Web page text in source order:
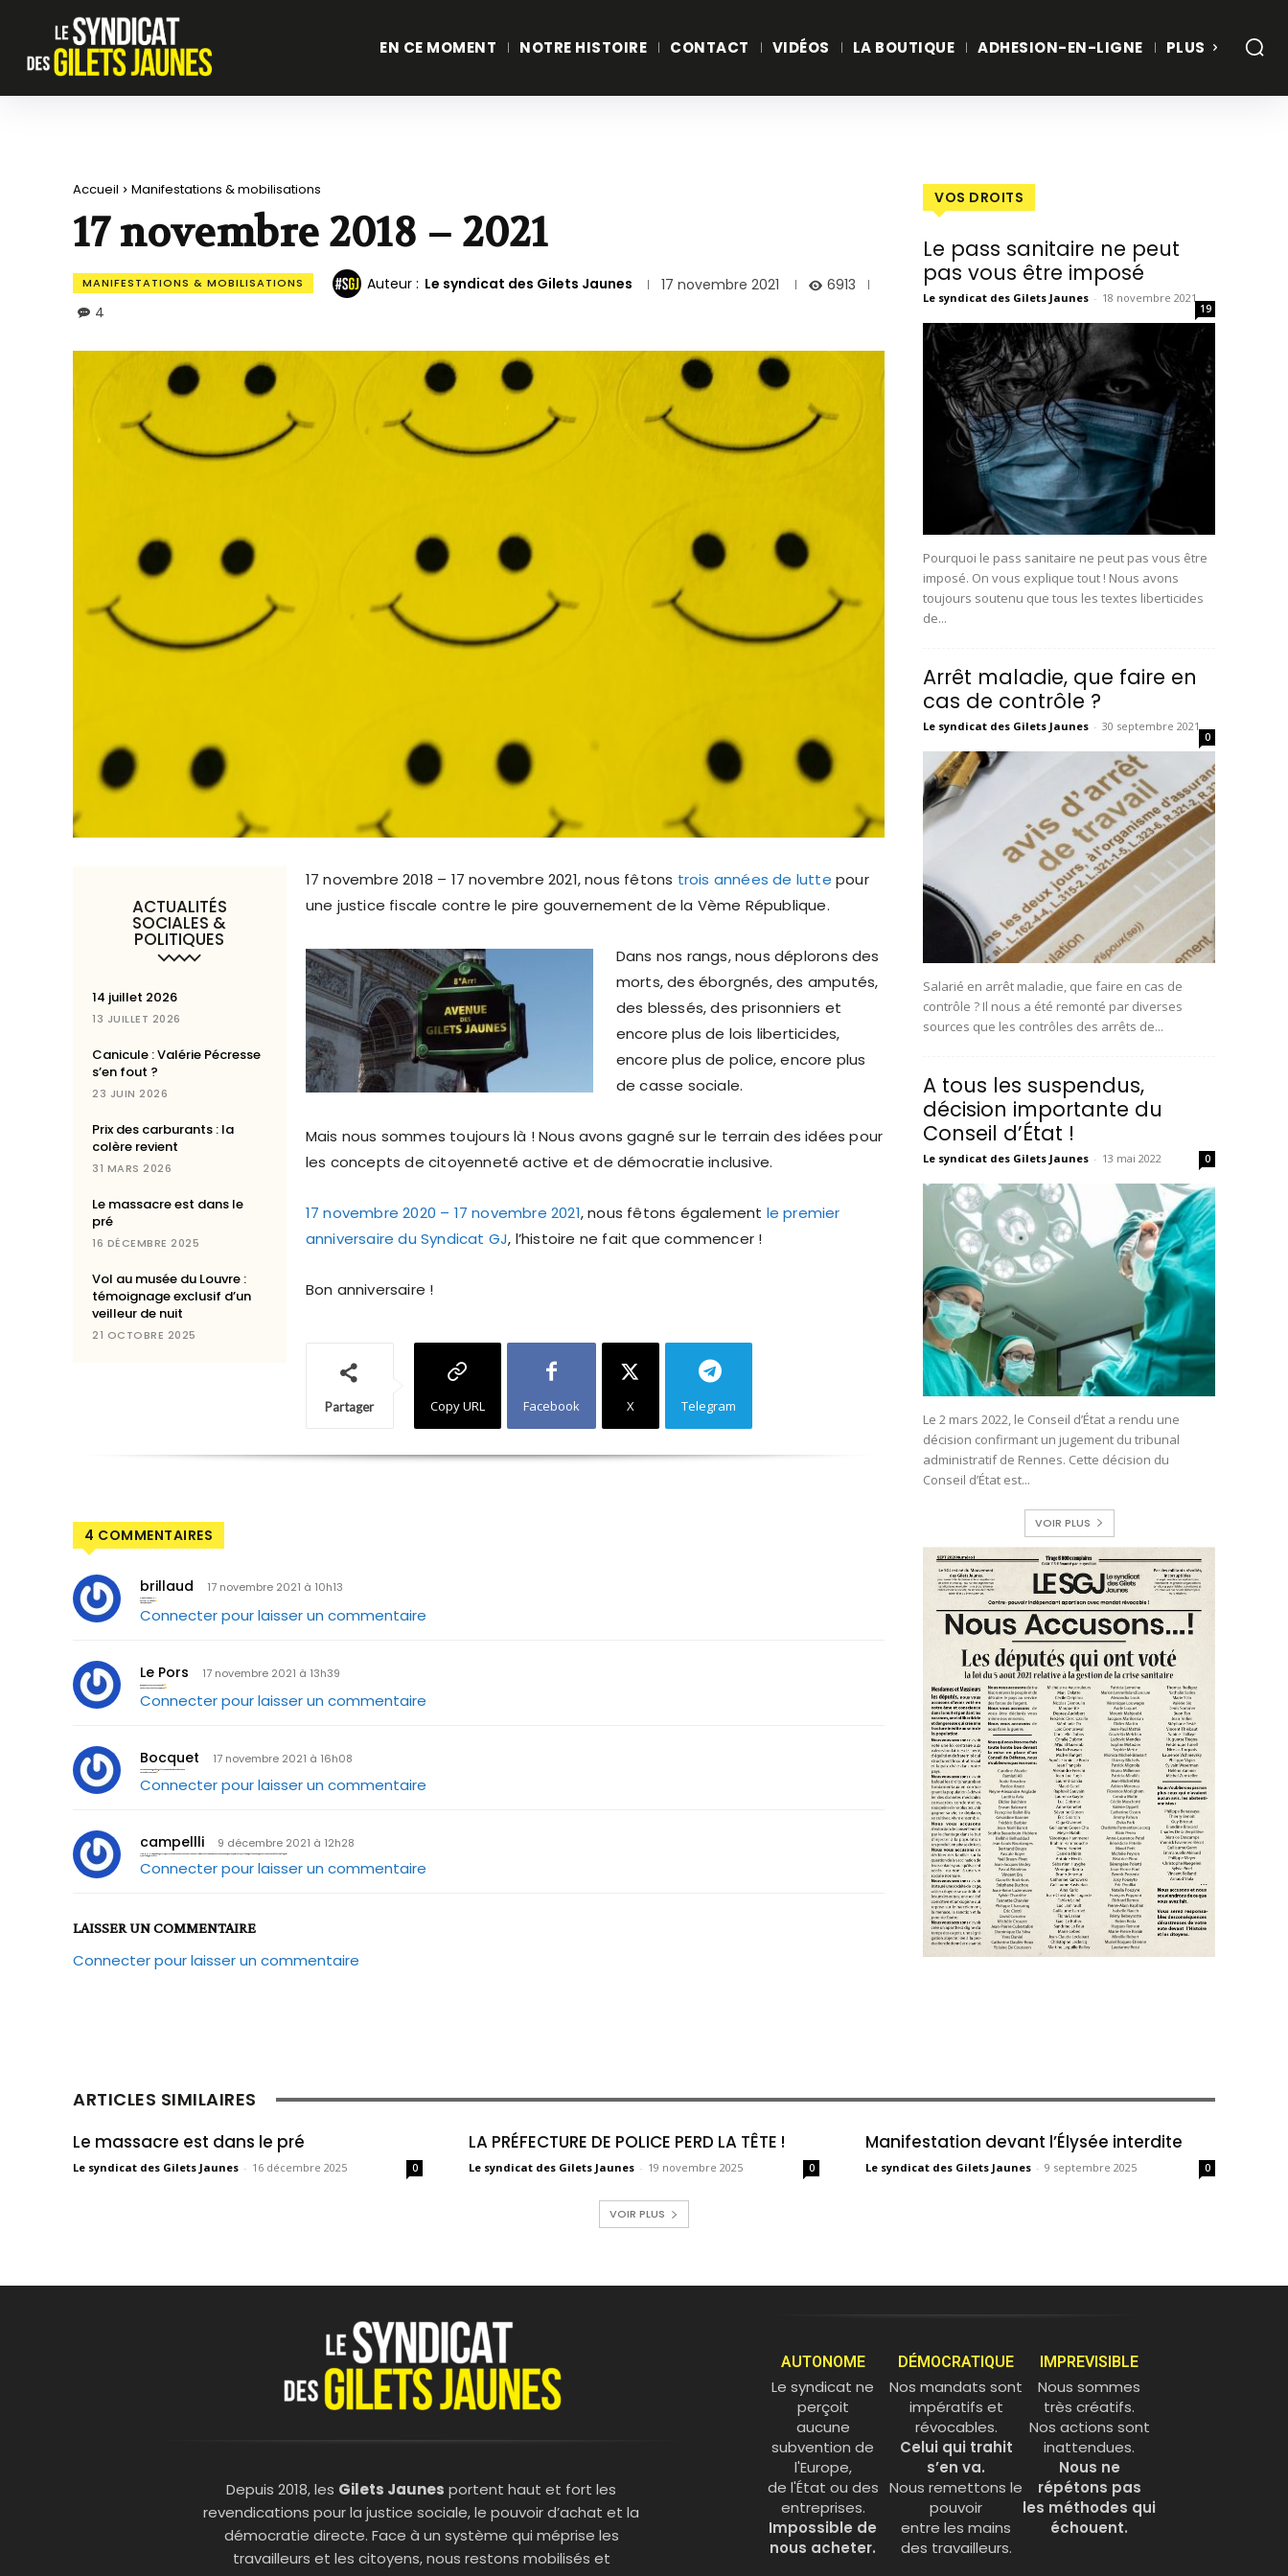
EN CE MOMENT NOTRE HISTOIRE CONTACT VIDÉOS LA BOUTIQUE ADHESION-EN-LIGNE PLUS
Accueil Manifestations & mobilisations
17 novembre 2018 – 2021
MANIFESTATIONS & MOBILISATIONS Auteur : Le syndicat des Gilets Jaunes 17 novembre 2021
6913
4
ACTUALITÉS
SOCIALES &
POLITIQUES
14 juillet 2026
13 JUILLET 2026
Canicule : Valérie Pécresse
s’en fout ?
23 JUIN 2026
Prix des carburants : la
colère revient
31 MARS 2026
Le massacre est dans le
pré
16 DÉCEMBRE 2025
Vol au musée du Louvre :
témoignage exclusif d’un
veilleur de nuit
21 OCTOBRE 2025
17 novembre 2018 – 17 novembre 2021, nous fêtons trois années de lutte pour
une justice fiscale contre le pire gouvernement de la Vème République.
Dans nos rangs, nous déplorons des
morts, des éborgnés, des amputés,
des blessés, des prisonniers et
encore plus de lois liberticides,
encore plus de police, encore plus
de casse sociale.
Mais nous sommes toujours là ! Nous avons gagné sur le terrain des idées pour
les concepts de citoyenneté active et de démocratie inclusive.
17 novembre 2020 – 17 novembre 2021, nous fêtons également le premier
anniversaire du Syndicat GJ, l’histoire ne fait que commencer !
Bon anniversaire !
Partager Copy URL Facebook X Telegram
4 COMMENTAIRES
brillaud 17 novembre 2021 à 10h13
On ne lâche RIEN !
Force et Honneur
Ahou, Ahou, Ahou
Connecter pour laisser un commentaire
Le Pors 17 novembre 2021 à 13h39
Bon anniversaire et a samedi
La vérité est révolutionnaire
Connecter pour laisser un commentaire
Bocquet 17 novembre 2021 à 16h08
Les 3 ans en images des gilets jaunes des hauts de France.
Le combat continue.
Connecter pour laisser un commentaire
campellli 9 décembre 2021 à 12h28
Une HONTE que des petits partis souverainistes Frexit comme UPR de Asselineau ne soutient même pas ce syndicatGJ et il n’en parle même pas évitant ainsi de faire de la pub !
Quelle hypocrisie !
Connecter pour laisser un commentaire
LAISSER UN COMMENTAIRE
Connecter pour laisser un commentaire
VOS DROITS
Le pass sanitaire ne peut
pas vous être imposé
Le syndicat des Gilets Jaunes - 18 novembre 2021
19
Pourquoi le pass sanitaire ne peut pas vous être
imposé. On vous explique tout ! Nous avons
toujours soutenu que tous les textes liberticides
de...
Arrêt maladie, que faire en
cas de contrôle ?
Le syndicat des Gilets Jaunes - 30 septembre 2021
0
Salarié en arrêt maladie, que faire en cas de
contrôle ? Il nous a été remonté par diverses
sources que les contrôles des arrêts de...
A tous les suspendus,
décision importante du
Conseil d’État !
Le syndicat des Gilets Jaunes - 13 mai 2022 0
Le 2 mars 2022, le Conseil d’État a rendu une
décision confirmant un jugement du tribunal
administratif de Rennes. Cette décision du
Conseil d’État est...
VOIR PLUS
ARTICLES SIMILAIRES
Le massacre est dans le pré
Le syndicat des Gilets Jaunes - 16 décembre 2025 0
LA PRÉFECTURE DE POLICE PERD LA TÊTE !
Le syndicat des Gilets Jaunes - 19 novembre 2025 0
Manifestation devant l’Élysée interdite
Le syndicat des Gilets Jaunes - 9 septembre 2025 0
VOIR PLUS
Depuis 2018, les Gilets Jaunes portent haut et fort les
revendications pour la justice sociale, le pouvoir d’achat et la
démocratie directe. Face à un système qui méprise les
travailleurs et les citoyens, nous restons mobilisés et
AUTONOME
Le syndicat ne
perçoit
aucune
subvention de
l'Europe,
de l'État ou des
entreprises.
Impossible de
nous acheter.
DÉMOCRATIQUE
Nos mandats sont
impératifs et
révocables.
Celui qui trahit
s’en va.
Nous remettons le
pouvoir
entre les mains
des travailleurs.
IMPREVISIBLE
Nous sommes
très créatifs.
Nos actions sont
inattendues.
Nous ne
répétons pas
les méthodes qui
échouent.